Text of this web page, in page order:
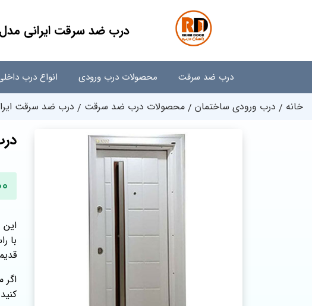
درب ضد سرقت ایرانی
درب ضد سرقت محصولات درب ورودی انواع درب
خانه درب ورودی ساختمان محصولات درب ضد سرقت درب ضد سرقت
با